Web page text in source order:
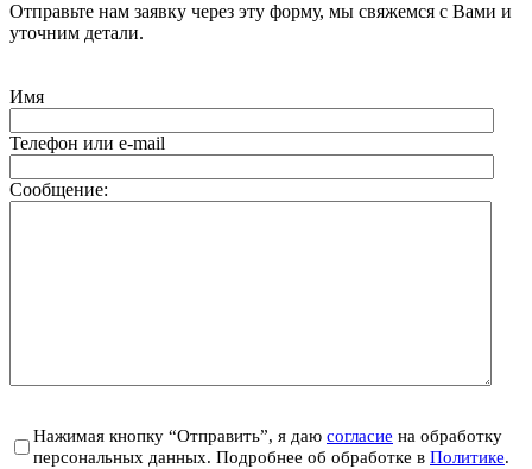
Отправьте нам заявку через эту форму, мы свяжемся с Вами и
уточним детали.
Имя
Телефон или e-mail
Сообщение:
Нажимая кнопку “Отправить”, я даю согласие на обработку
персональных данных. Подробнее об обработке в Политике.